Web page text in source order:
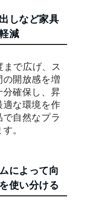
しなど家具
減
で広げ、ス
の開放感を増
分確保し、昇
適な環境を作
自然なプラ
。
によって向
使い分ける